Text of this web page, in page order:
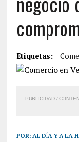
Etiquetas:
PUBLICIDAD /
POR: AL DÍA Y A LA